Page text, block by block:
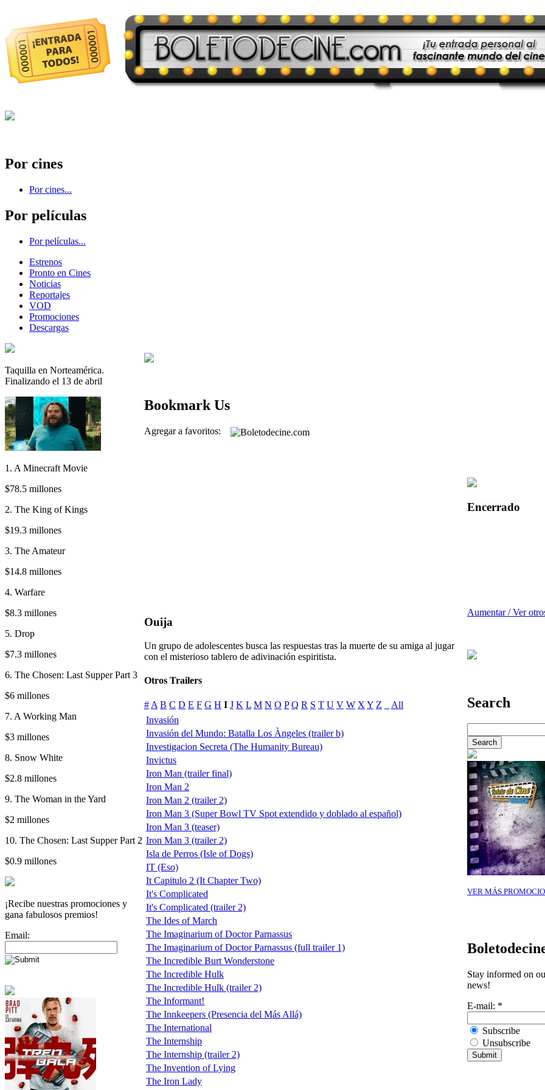
Por cines
Por cines...
Por películas
Por películas...
Estrenos
Pronto en Cines
Noticias
Reportajes
VOD
Promociones
Descargas
Taquilla en Norteamérica.
Finalizando el 13 de abril
1. A Minecraft Movie
$78.5 millones
2. The King of Kings
$19.3 millones
3. The Amateur
$14.8 millones
4. Warfare
$8.3 millones
5. Drop
$7.3 millones
6. The Chosen: Last Supper Part 3
$6 millones
7. A Working Man
$3 millones
8. Snow White
$2.8 millones
9. The Woman in the Yard
$2 millones
10. The Chosen: Last Supper Part 2
$0.9 millones
¡Recibe nuestras promociones y
gana fabulosos premios!
Email:
Bookmark Us
Agregar a favoritos:
Ouija
Un grupo de adolescentes busca las respuestas tras la muerte de su amiga al jugar
con el misterioso tablero de adivinación espiritista.
Otros Trailers
# A B C D E F G H I J K L M N O P Q R S T U V W X Y Z
All
Invasión
Invasión del Mundo: Batalla Los Àngeles (trailer b)
Investigacion Secreta (The Humanity Bureau)
Invictus
Iron Man (trailer final)
Iron Man 2
Iron Man 2 (trailer 2)
Iron Man 3 (Super Bowl TV Spot extendido y doblado al español)
Iron Man 3 (teaser)
Iron Man 3 (trailer 2)
Isla de Perros (Isle of Dogs)
IT (Eso)
It Capitulo 2 (It Chapter Two)
It's Complicated
It's Complicated (trailer 2)
The Ides of March
The Imaginarium of Doctor Parnassus
The Imaginarium of Doctor Parnassus (full trailer 1)
The Incredible Burt Wonderstone
The Incredible Hulk
The Incredible Hulk (trailer 2)
The Informant!
The Innkeepers (Presencia del Más Allá)
The International
The Internship
The Internship (trailer 2)
The Invention of Lying
The Iron Lady
Encerrado
Aumentar / Ver
Search
VER MÁS
Stay informed on
news!
E-mail: *
Subscribe
Unsubscribe